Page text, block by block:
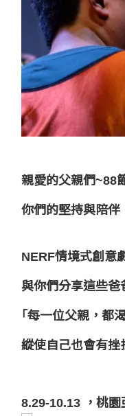
親愛的父親們~88
你們的堅持與陪伴
NERF情境式創意
與你們分享這些爸
｢每一位父親，都
縱使自己也會有挫
8.29-10.13 ，桃園